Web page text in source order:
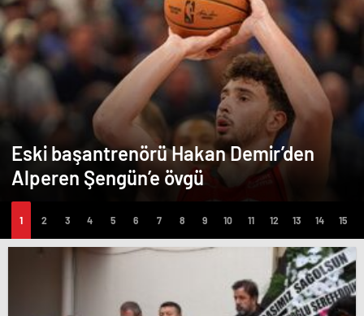
Eski başantrenörü Hakan Demir’den
Alperen Şengün’e övgü